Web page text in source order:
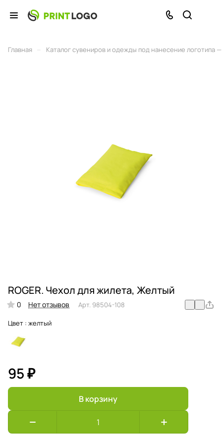
Главная Каталог сувениров и одежды под нанесение логотипа
ROGER. Чехол для жилета, Желтый
0 Нет отзывов Арт. 98504-108
Цвет : желтый
95 ₽
В корзину